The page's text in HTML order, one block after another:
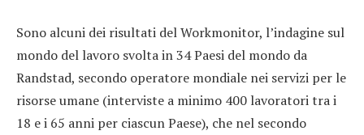
Sono alcuni dei risultati del Workmonitor, l’indagine sul
mondo del lavoro svolta in 34 Paesi del mondo da
Randstad, secondo operatore mondiale nei servizi per le
risorse umane (interviste a minimo 400 lavoratori tra i
18 e i 65 anni per ciascun Paese), che nel secondo